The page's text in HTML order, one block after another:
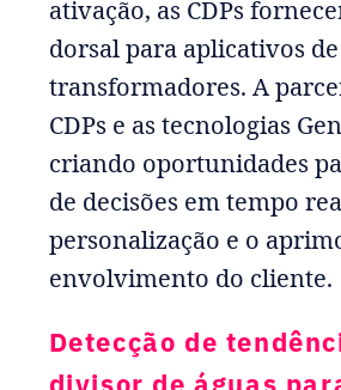
ativação, as CDPs
dorsal para aplicativos
transformadores. A
CDPs e as tecnologias
criando oportunidades
de decisões em tempo
personalização e o
envolvimento do cliente.
Detecção de